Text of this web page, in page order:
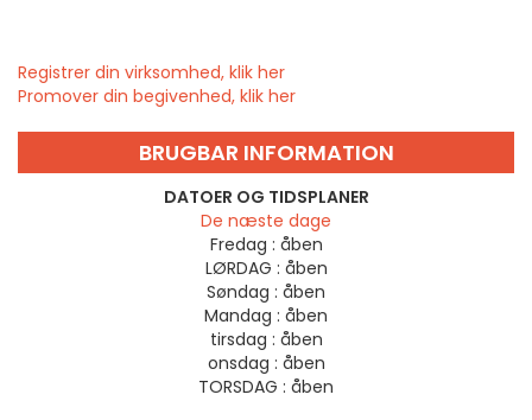
Registrer din virksomhed, klik her
Promover din begivenhed, klik her
BRUGBAR INFORMATION
DATOER OG TIDSPLANER
De næste dage
Fredag : åben
LØRDAG : åben
Søndag : åben
Mandag : åben
tirsdag : åben
onsdag : åben
TORSDAG : åben